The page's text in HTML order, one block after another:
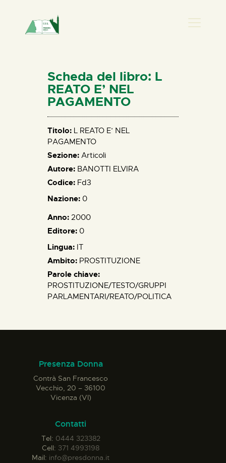
HOME
CHI SIAMO
NEWS
PERCORSI
BIBLIOTECA
ELISA SALERNO
CONTATTI
Scheda del libro: L
REATO E’ NEL
PAGAMENTO
Titolo: L REATO E’ NEL
PAGAMENTO
Sezione: Articoli
Autore: BANOTTI ELVIRA
Codice: Fd3
Nazione: 0
Anno: 2000
Editore: 0
Lingua: IT
Ambito: PROSTITUZIONE
Parole chiave:
PROSTITUZIONE/TESTO/GRUPPI
PARLAMENTARI/REATO/POLITICA
Presenza Donna
Contrà San Francesco
Vecchio, 20 – 36100
Vicenza (VI)
Contatti
Tel: 0444 323382
Cell: 371 4993198
Mail: info@presdonna.it